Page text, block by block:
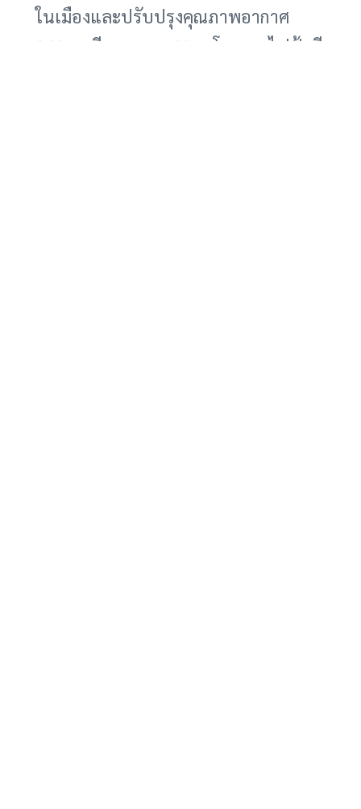
ในเมืองและปรับปรุงคุณภาพอากาศ
* **ลดเสียงรบกวน:** รถโดยสารไฟฟ้ามี